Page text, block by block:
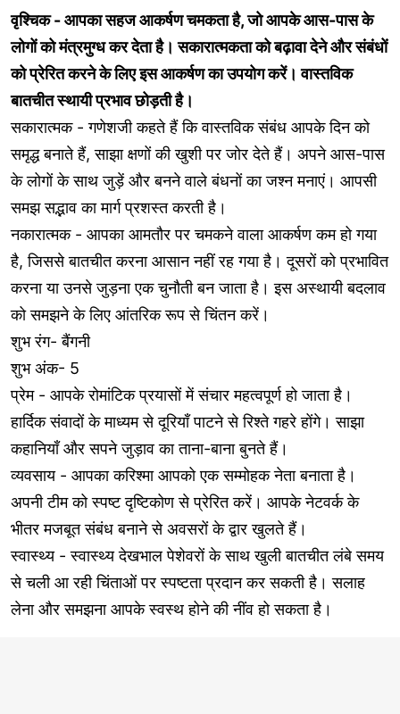
वृश्चिक - आपका सहज आकर्षण चमकता है, जो आपके आस-पास के
लोगों को मंत्रमुग्ध कर देता है। सकारात्मकता को बढ़ावा देने और संबंधों
को प्रेरित करने के लिए इस आकर्षण का उपयोग करें। वास्तविक
बातचीत स्थायी प्रभाव छोड़ती है।
सकारात्मक - गणेशजी कहते हैं कि वास्तविक संबंध आपके दिन को
समृद्ध बनाते हैं, साझा क्षणों की खुशी पर जोर देते हैं। अपने आस-पास
के लोगों के साथ जुड़ें और बनने वाले बंधनों का जश्न मनाएं। आपसी
समझ सद्भाव का मार्ग प्रशस्त करती है।
नकारात्मक - आपका आमतौर पर चमकने वाला आकर्षण कम हो गया
है, जिससे बातचीत करना आसान नहीं रह गया है। दूसरों को प्रभावित
करना या उनसे जुड़ना एक चुनौती बन जाता है। इस अस्थायी बदलाव
को समझने के लिए आंतरिक रूप से चिंतन करें।
शुभ रंग- बैंगनी
शुभ अंक- 5
प्रेम - आपके रोमांटिक प्रयासों में संचार महत्वपूर्ण हो जाता है।
हार्दिक संवादों के माध्यम से दूरियाँ पाटने से रिश्ते गहरे होंगे। साझा
कहानियाँ और सपने जुड़ाव का ताना-बाना बुनते हैं।
व्यवसाय - आपका करिश्मा आपको एक सम्मोहक नेता बनाता है।
अपनी टीम को स्पष्ट दृष्टिकोण से प्रेरित करें। आपके नेटवर्क के
भीतर मजबूत संबंध बनाने से अवसरों के द्वार खुलते हैं।
स्वास्थ्य - स्वास्थ्य देखभाल पेशेवरों के साथ खुली बातचीत लंबे समय
से चली आ रही चिंताओं पर स्पष्टता प्रदान कर सकती है। सलाह
लेना और समझना आपके स्वस्थ होने की नींव हो सकता है।